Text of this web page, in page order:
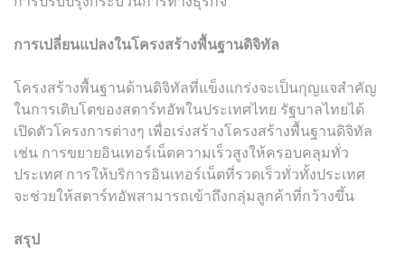
การเปลี่ยนแปลงในโครงสร้างพื้นฐานดิจิทัล
โครงสร้างพื้นฐานด้านดิจิทัลที่แข็งแกร่งจะเป็นกุญแจสำคัญ
ในการเติบโตของสตาร์ทอัพในประเทศไทย รัฐบาลไทยได้
เปิดตัวโครงการต่างๆ เพื่อเร่งสร้างโครงสร้างพื้นฐานดิจิทัล
เช่น การขยายอินเทอร์เน็ตความเร็วสูงให้ครอบคลุมทั่ว
ประเทศ การให้บริการอินเทอร์เน็ตที่รวดเร็วทั่วทั้งประเทศ
จะช่วยให้สตาร์ทอัพสามารถเข้าถึงกลุ่มลูกค้าที่กว้างขึ้น
สรุป